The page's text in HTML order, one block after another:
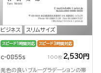
ビジネス スリムサイズ
スピード1時間対応 スピード3時間対応
c-0855s 100枚 2,530円
発色の良いブルーグラデーションの帯